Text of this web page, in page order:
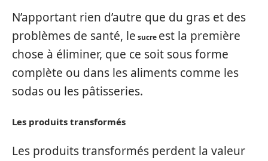
N’apportant rien d’autre que du gras et des
problèmes de santé, le sucre est la première
chose à éliminer, que ce soit sous forme
complète ou dans les aliments comme les
sodas ou les pâtisseries.
Les produits transformés
Les produits transformés perdent la valeur